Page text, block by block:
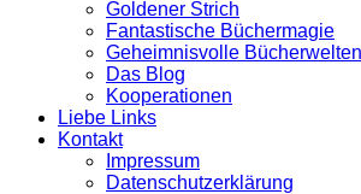
Goldener Strich
Fantastische Büchermagie
Geheimnisvolle Bücherwelten
Das Blog
Kooperationen
Liebe Links
Kontakt
Impressum
Datenschutzerklärung